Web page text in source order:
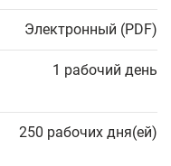
Электронный (PDF)
1 рабочий день
250 рабочих дня(ей)